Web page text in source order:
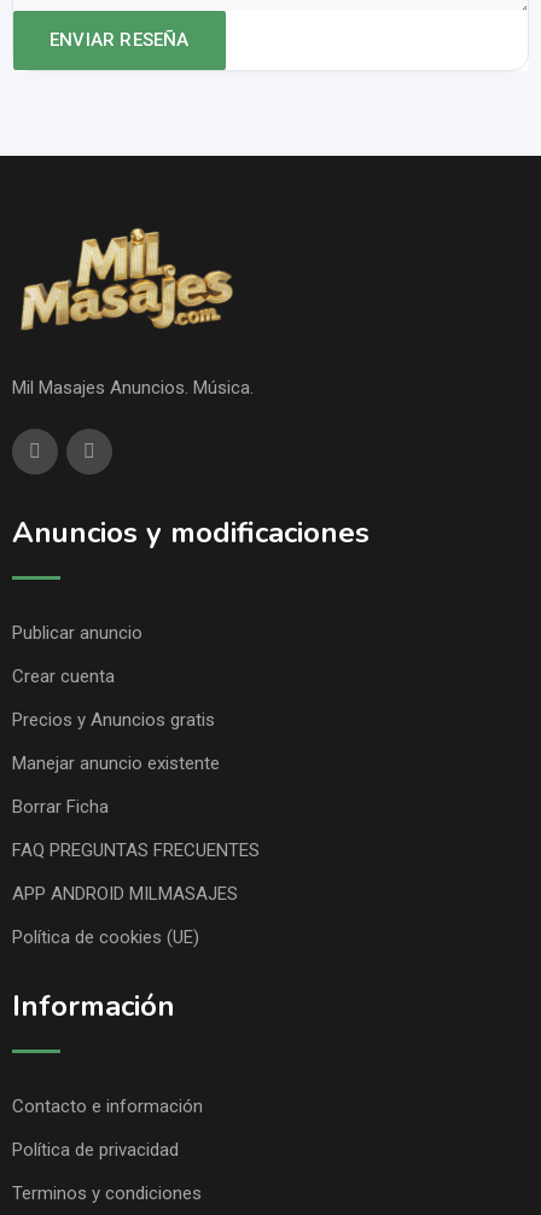
Mil Masajes Anuncios. Música.
Anuncios y modificaciones
Publicar anuncio
Crear cuenta
Precios y Anuncios gratis
Manejar anuncio existente
Borrar Ficha
FAQ PREGUNTAS FRECUENTES
APP ANDROID MILMASAJES
Política de cookies (UE)
Información
Contacto e información
Política de privacidad
Terminos y condiciones